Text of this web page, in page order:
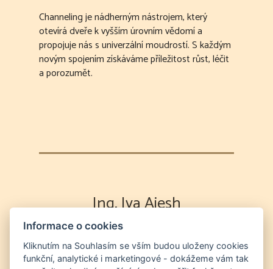
Channeling je nádherným nástrojem, který
otevírá dveře k vyšším úrovním vědomí a
propojuje nás s univerzální moudrostí. S každým
novým spojením získáváme příležitost růst, léčit
a porozumět.
Ing. Iva Aiesh
Výklad karet
Energetická očista duše a prostor Odvod
duší na "druhý břeh" a očista prostor od entit
Informace o cookies
Kliknutím na Souhlasím se vším budou uloženy cookies
funkční, analytické i marketingové - dokážeme vám tak